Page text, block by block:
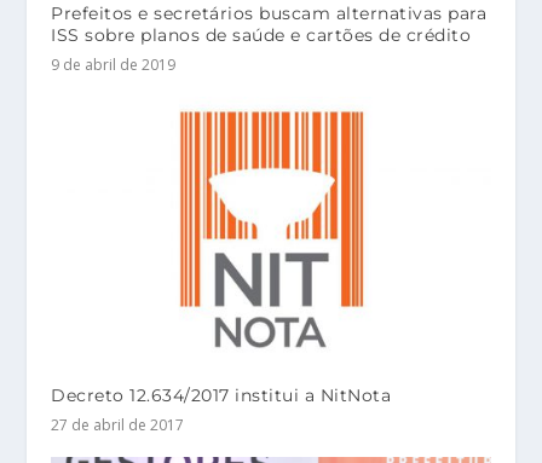
Prefeitos e secretários buscam alternativas para
ISS sobre planos de saúde e cartões de crédito
9 de abril de 2019
Decreto 12.634/2017 institui a NitNota
27 de abril de 2017